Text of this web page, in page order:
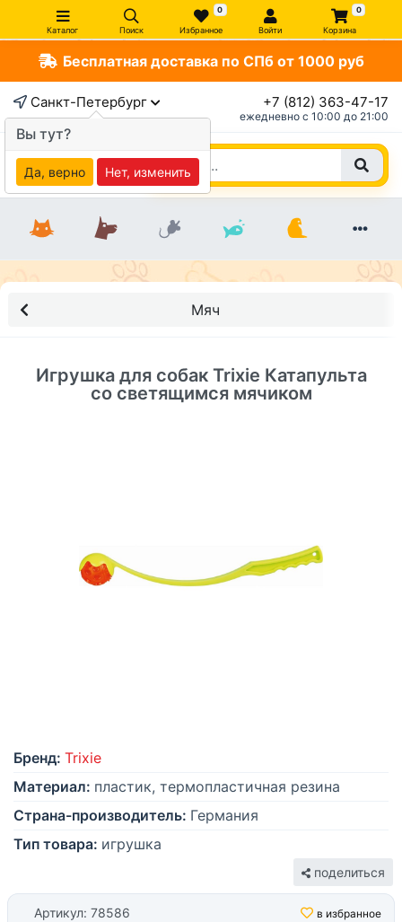
Каталог Поиск
0
Избранное Войти
0
Корзина
Бесплатная доставка по СПб от 1000 руб
Санкт-Петербург +7 (812) 363-47-17
ежедневно c 10:00 до 21:00
Мяч
Игрушка для собак Trixie Катапульта
со светящимся мячиком
Бренд: Trixie
Материал: пластик, термопластичная резина
Страна-производитель: Германия
Тип товара: игрушка
поделиться
Артикул: 78586 в избранное
Вы тут?
Да, верно Нет, изменить